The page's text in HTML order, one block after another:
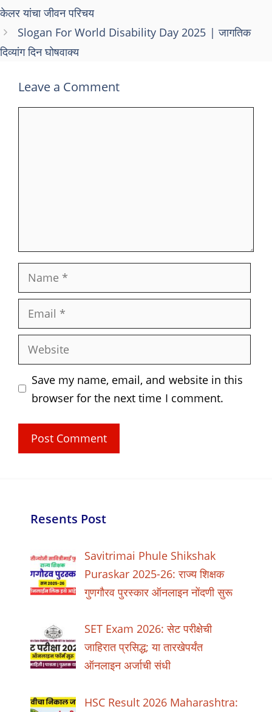
केलर यांचा जीवन परिचय
Slogan For World Disability Day 2025 | जागतिक
दिव्यांग दिन घोषवाक्य
Leave a Comment
Name
Email
Website
Save my name, email, and website in this
browser for the next time I comment.
Resents Post
Savitrimai Phule Shikshak
Puraskar 2025-26: राज्य शिक्षक
गुणगौरव पुरस्कार ऑनलाइन नोंदणी सुरू
SET Exam 2026: सेट परीक्षेची
जाहिरात प्रसिद्ध; या तारखेपर्यंत
ऑनलाइन अर्जाची संधी
HSC Result 2026 Maharashtra: